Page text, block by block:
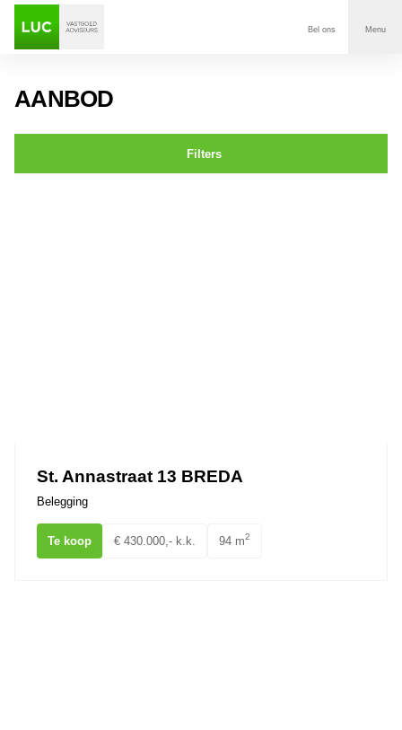
Bel ons Menu
AANBOD
Filters
St. Annastraat 13 BREDA
Belegging
Te koop € 430.000,- k.k. 94 m2